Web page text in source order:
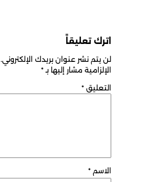
اترك تعليقاً
لن يتم نشر عنوان بريدك الإلكتروني.
الإلزامية مشار إليها بـ*
التعليق *
الاسم *